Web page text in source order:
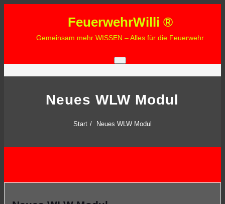
FeuerwehrWilli ®
Gemeinsam mehr WISSEN – Alles für die Feuerwehr
Neues WLW Modul
Start Neues WLW Modul